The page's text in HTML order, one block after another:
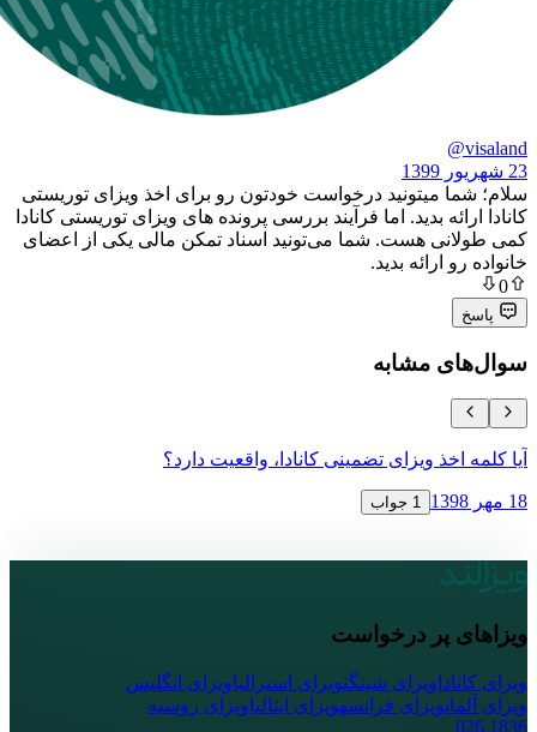
میتونید درخواست خودتون رو برای اخذ ویزای توریستی
بدید. اما فرآیند بررسی پرونده های ویزای توریستی کانادا
هست. شما می‌تونید اسناد تمکن مالی یکی از اعضای
بدید.
مشابه
ویزای تضمینی کانادا، واقعیت دارد؟
1 جواب
پر درخواست
ویزای شینگنویزای استرالیا ویزای انگلیس
ویزای فرانسه ویزای ایتالیاویزای روسیه